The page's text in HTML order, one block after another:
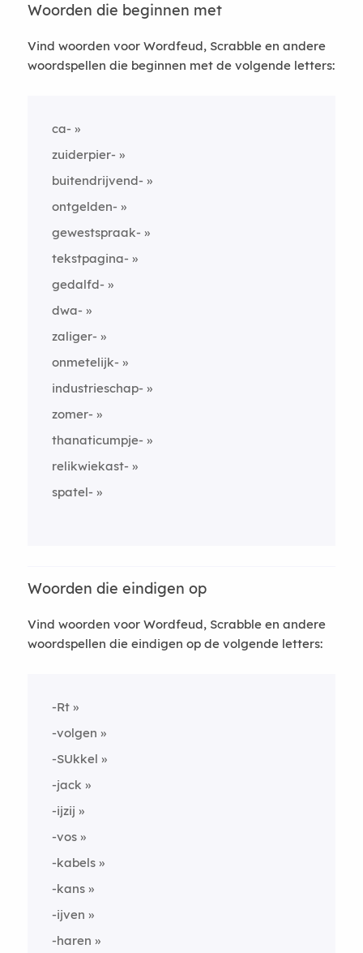
Woorden die beginnen met
Vind woorden voor Wordfeud, Scrabble en andere
woordspellen die beginnen met de volgende letters:
ca-
zuiderpier-
buitendrijvend-
ontgelden-
gewestspraak-
tekstpagina-
gedalfd-
dwa-
zaliger-
onmetelijk-
industrieschap-
zomer-
thanaticumpje-
relikwiekast-
spatel-
Woorden die eindigen op
Vind woorden voor Wordfeud, Scrabble en andere
woordspellen die eindigen op de volgende letters:
-Rt
-volgen
-SUkkel
-jack
-ijzij
-vos
-kabels
-kans
-ijven
-haren